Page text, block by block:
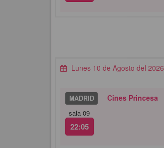
Lunes 10 de Agosto del 2026
MADRID Cines Princesa
sala 09
22:05